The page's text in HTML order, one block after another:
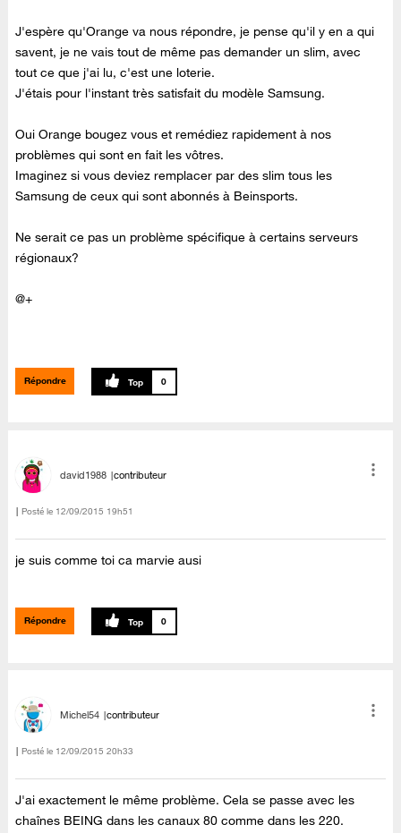
J'espère qu'Orange va nous répondre, je pense qu'il y en a qui
savent, je ne vais tout de même pas demander un slim, avec
tout ce que j'ai lu, c'est une loterie.
J'étais pour l'instant très satisfait du modèle Samsung.
Oui Orange bougez vous et remédiez rapidement à nos
problèmes qui sont en fait les vôtres.
Imaginez si vous deviez remplacer par des slim tous les
Samsung de ceux qui sont abonnés à Beinsports.
Ne serait ce pas un problème spécifique à certains serveurs
régionaux?
@+
Répondre 0
david1988 contributeur
Posté le ‎12/09/2015 19h51
je suis comme toi ca marvie ausi
Répondre 0
Michel54 contributeur
Posté le ‎12/09/2015 20h33
J'ai exactement le même problème. Cela se passe avec les
chaînes BEING dans les canaux 80 comme dans les 220.